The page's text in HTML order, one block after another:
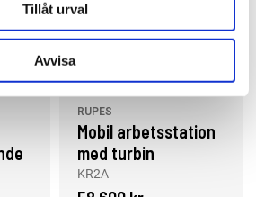
Tillåt urval
Avvisa
RUPES
Mobil arbetsstation
med turbin
KR2A